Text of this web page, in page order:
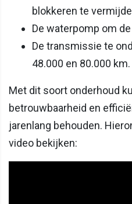
blokkeren te
De waterpomp om
De transmissie te
48.000 en 80.000 km.
Met dit soort onderhoud
betrouwbaarheid en
jarenlang behouden.
video bekijken: